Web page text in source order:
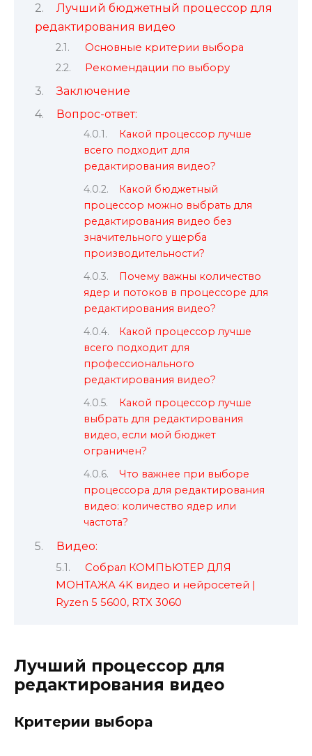
Лучший бюджетный процессор для
редактирования видео
Основные критерии выбора
Рекомендации по выбору
Заключение
Вопрос-ответ:
Какой процессор лучше
всего подходит для
редактирования видео?
Какой бюджетный
процессор можно выбрать для
редактирования видео без
значительного ущерба
производительности?
Почему важны количество
ядер и потоков в процессоре для
редактирования видео?
Какой процессор лучше
всего подходит для
профессионального
редактирования видео?
Какой процессор лучше
выбрать для редактирования
видео, если мой бюджет
ограничен?
Что важнее при выборе
процессора для редактирования
видео: количество ядер или
частота?
Видео:
Собрал КОМПЬЮТЕР ДЛЯ
МОНТАЖА 4K видео и нейросетей |
Ryzen 5 5600, RTX 3060
Лучший процессор для
редактирования видео
Критерии выбора